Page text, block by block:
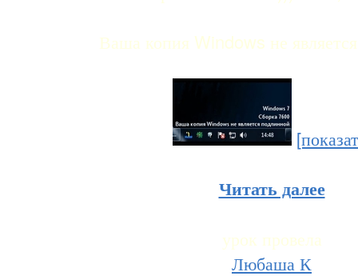
Ваша копия Windows не
Читать далее
урок провела
Любаша К